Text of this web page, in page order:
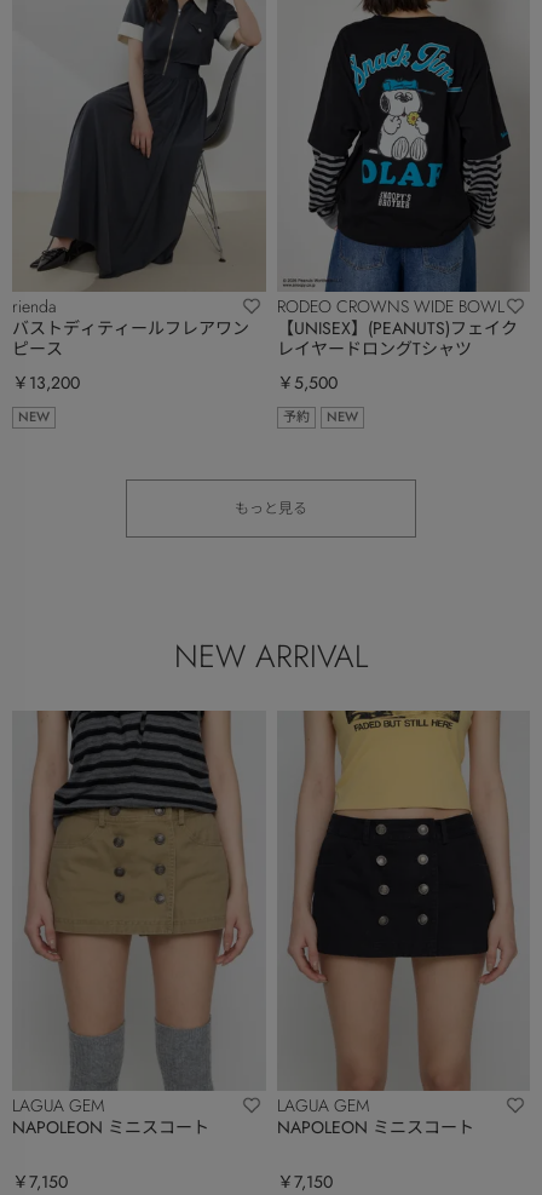
rienda
バストディティールフレアワン
ピース
￥13,200
NEW
RODEO CROWNS WIDE BOWL
【UNISEX】(PEANUTS)フェイク
レイヤードロングTシャツ
￥5,500
予約 NEW
もっと見る
NEW ARRIVAL
LAGUA GEM
NAPOLEON ミニスコート
￥7,150
LAGUA GEM
NAPOLEON ミニスコート
￥7,150